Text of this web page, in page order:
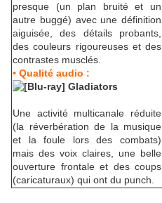
presque (un plan bruité et un
autre buggé) avec une définition
aiguisée, des détails probants,
des couleurs rigoureuses et des
contrastes musclés.
• Qualité audio :
Une activité multicanale réduite
(la réverbération de la musique
et la foule lors des combats)
mais des voix claires, une belle
ouverture frontale et des coups
(caricaturaux) qui ont du punch.